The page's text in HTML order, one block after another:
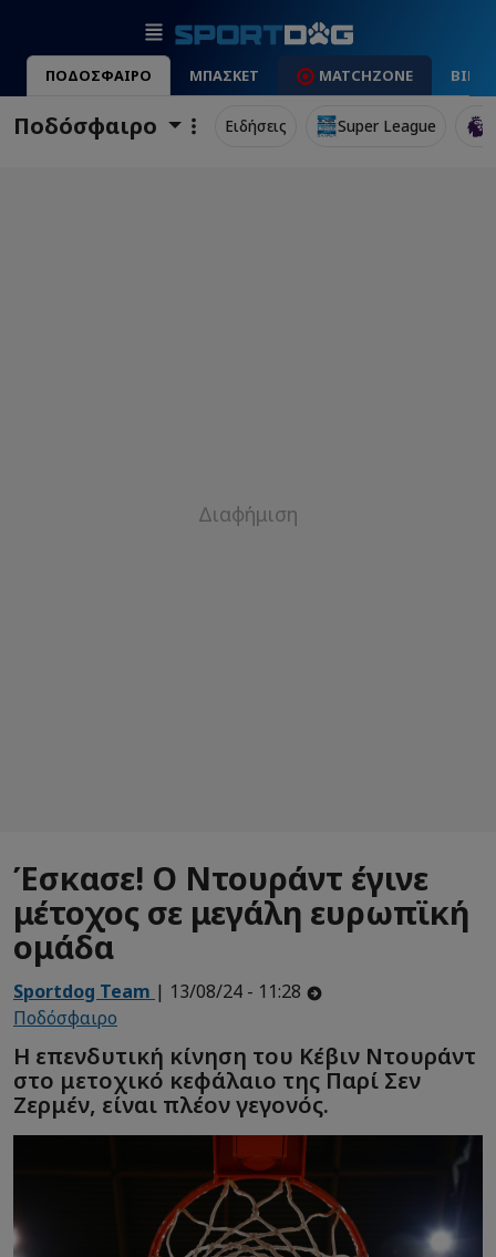
ΠΟΔΟΣΦΑΙΡΟ ΜΠΑΣΚΕΤ MATCHZONE
Ποδόσφαιρο Ειδήσεις Super League
Έσκασε! Ο Ντουράντ έγινε
μέτοχος σε μεγάλη ευρωπϊκή
ομάδα
Sportdog Team | 13/08/24 - 11:28
Ποδόσφαιρο
Η επενδυτική κίνηση του Κέβιν Ντουράντ
στο μετοχικό κεφάλαιο της Παρί Σεν
Ζερμέν, είναι πλέον γεγονός.